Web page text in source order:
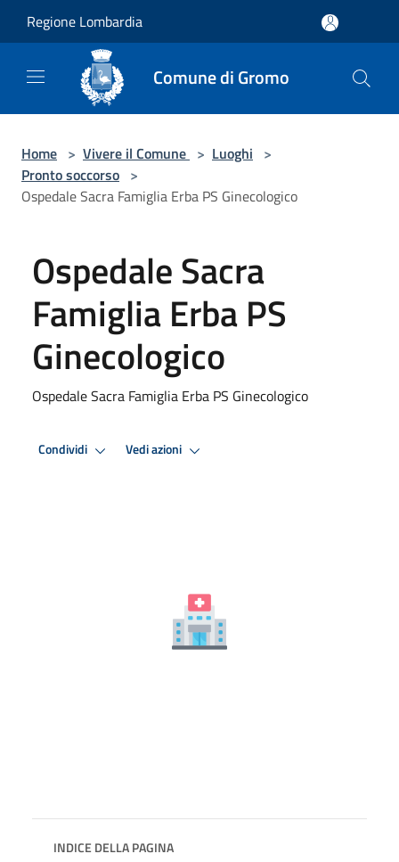
Regione Lombardia
Comune di Gromo
Home > Vivere il Comune > Luoghi >
Pronto soccorso >
Ospedale Sacra Famiglia Erba PS Ginecologico
Ospedale Sacra
Famiglia Erba PS
Ginecologico
Ospedale Sacra Famiglia Erba PS Ginecologico
Condividi Vedi azioni
INDICE DELLA PAGINA